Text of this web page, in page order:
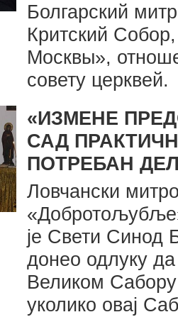
Болгарский
Критский
Москвы»,
совету церквей.
«ИЗМЕНЕ
САД
ПОТРЕБАН
Ловчански
је Свети Синод
донео одлуку
Великом
уколико овај